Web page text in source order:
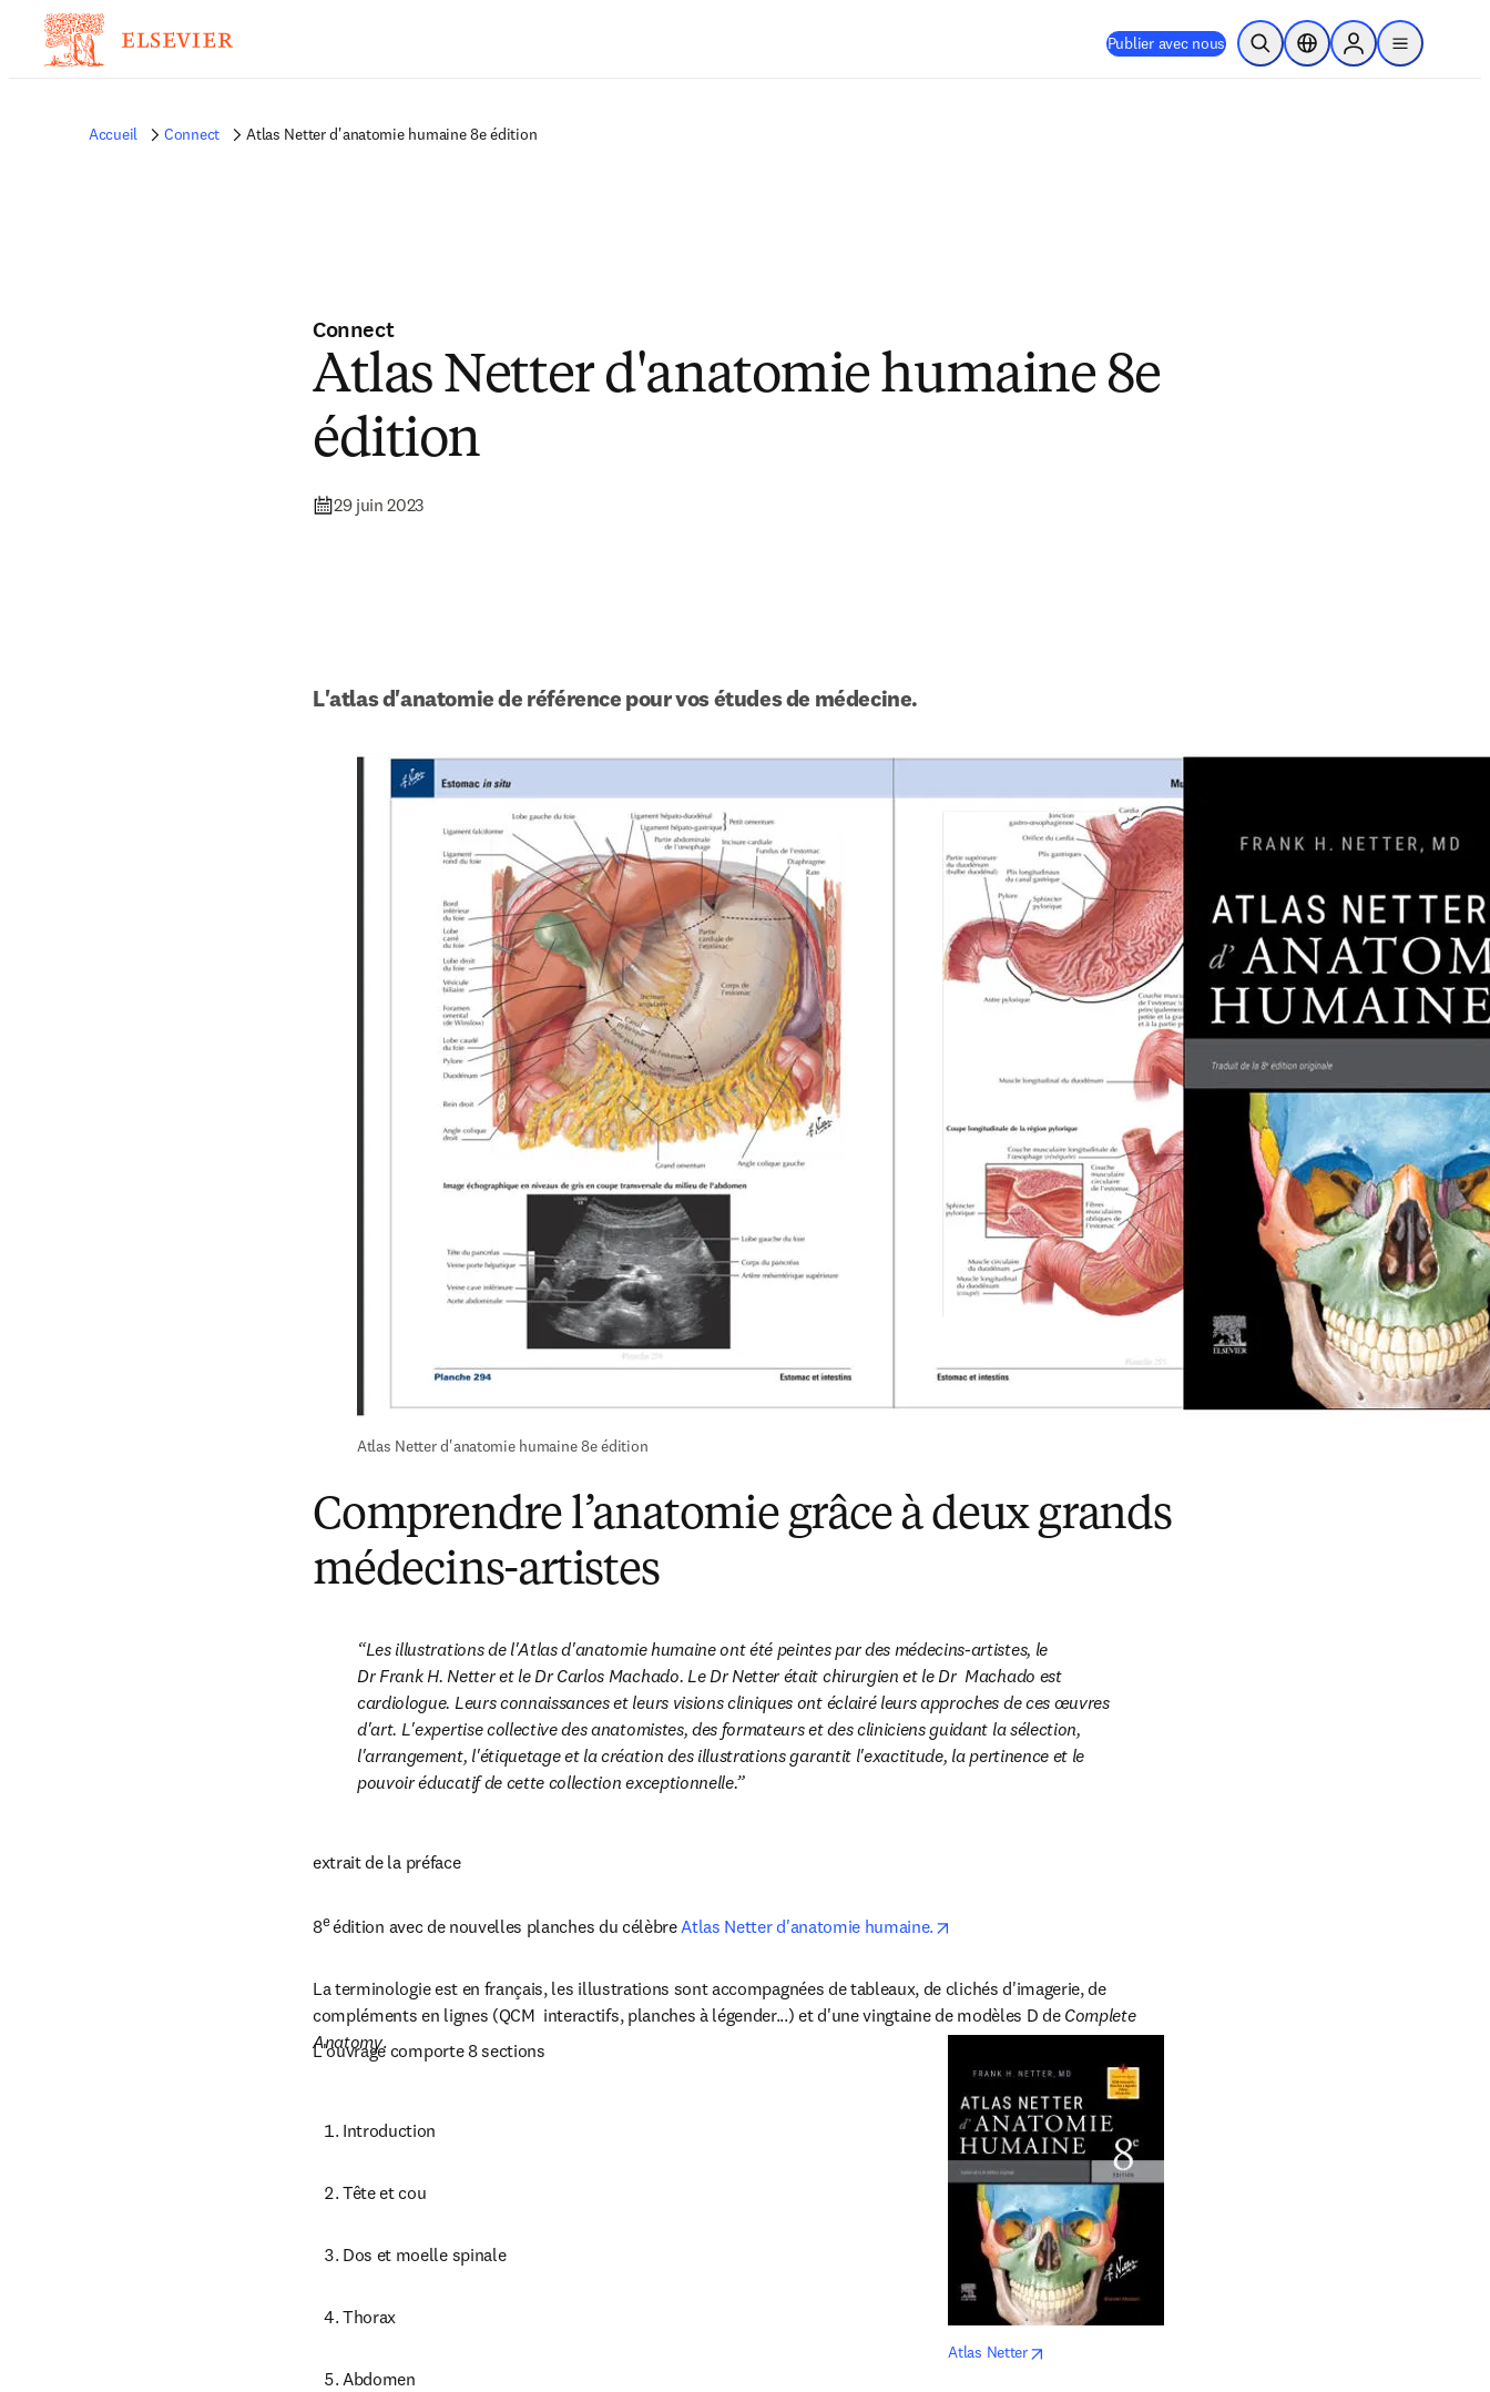
Publier avec nous Ouvrir la recherche
Sélecteur de localisation
Sign in to products
menu
Accueil Connect Atlas Netter d'anatomie humaine 8e édition
Connect
Atlas Netter d'anatomie humaine 8e
édition
29 juin 2023
L'atlas d'anatomie de référence pour vos études de médecine.
Atlas Netter d'anatomie humaine 8e édition
Comprendre l’anatomie grâce à deux grands
médecins-artistes
Les illustrations de l'Atlas d'anatomie humaine ont été peintes par des médecins-artistes, le
Dr Frank H. Netter et le Dr Carlos Machado. Le Dr Netter était chirurgien et le Dr  Machado est
cardiologue. Leurs connaissances et leurs visions cliniques ont éclairé leurs approches de ces œuvres
d'art. L'expertise collective des anatomistes, des formateurs et des cliniciens guidant la sélection,
l'arrangement, l'étiquetage et la création des illustrations garantit l'exactitude, la pertinence et le
pouvoir éducatif de cette collection exceptionnelle.
extrait de la préface
8e édition avec de nouvelles planches du célèbre Atlas Netter d'anatomie humaine.
La terminologie est en français, les illustrations sont accompagnées de tableaux, de clichés d'imagerie, de
compléments en lignes (QCM  interactifs, planches à légender...) et d'une vingtaine de modèles D de Complete
Anatomy.
L'ouvrage comporte 8 sections
Introduction
Tête et cou
Dos et moelle spinale
Thorax
Abdomen
Atlas Netter